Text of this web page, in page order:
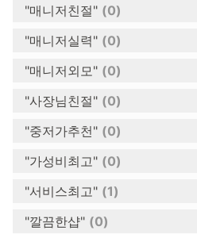
"매니저친절" (0)
"매니저실력" (0)
"매니저외모" (0)
"사장님친절" (0)
"중저가추천" (0)
"가성비최고" (0)
"서비스최고" (1)
"깔끔한샵" (0)